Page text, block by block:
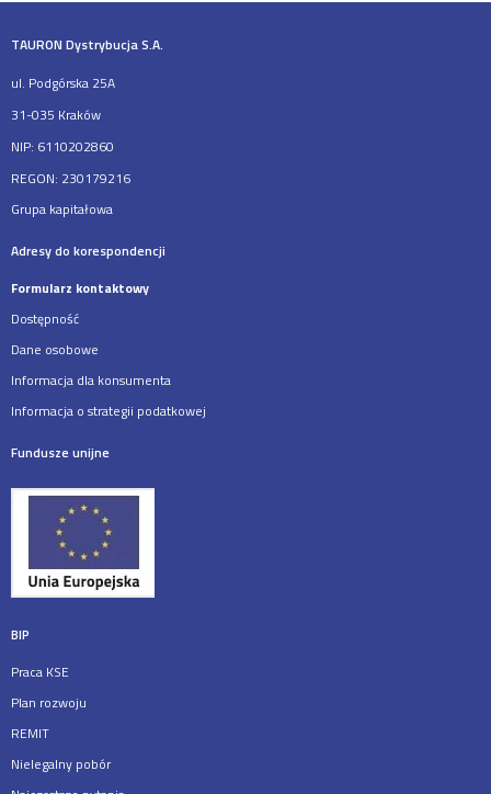
TAURON Dystrybucja S.A.
ul. Podgórska 25A
31-035 Kraków
NIP: 6110202860
REGON: 230179216
Grupa kapitałowa
Adresy do korespondencji
Formularz kontaktowy
Dostępność
Dane osobowe
Informacja dla konsumenta
Informacja o strategii podatkowej
Fundusze unijne
BIP
Praca KSE
Plan rozwoju
REMIT
Nielegalny pobór